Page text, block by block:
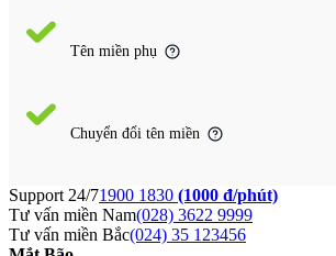
Tên miền phụ
Chuyển đổi tên miền
Support 24/71900 1830 (1000 đ/phút)
Tư vấn miền Nam(028) 3622 9999
Tư vấn miền Bắc(024) 35 123456